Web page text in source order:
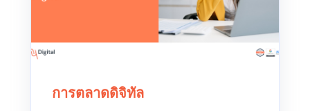
การตลาดดิจิทัล